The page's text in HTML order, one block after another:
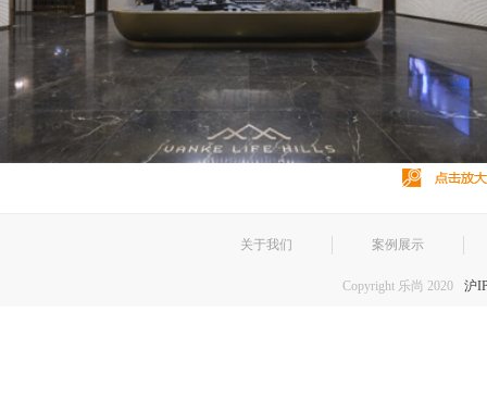
关于我们 案例展示
Copyright 乐尚 2020 沪